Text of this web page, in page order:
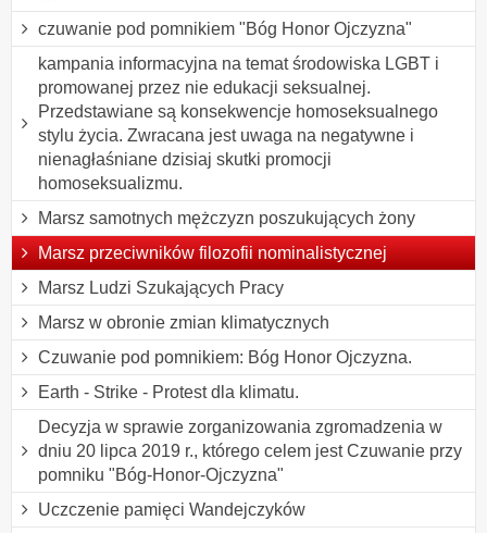
czuwanie pod pomnikiem "Bóg Honor Ojczyzna"
kampania informacyjna na temat środowiska LGBT i
promowanej przez nie edukacji seksualnej.
Przedstawiane są konsekwencje homoseksualnego
stylu życia. Zwracana jest uwaga na negatywne i
nienagłaśniane dzisiaj skutki promocji
homoseksualizmu.
Marsz samotnych mężczyzn poszukujących żony
Marsz przeciwników filozofii nominalistycznej
Marsz Ludzi Szukających Pracy
Marsz w obronie zmian klimatycznych
Czuwanie pod pomnikiem: Bóg Honor Ojczyzna.
Earth - Strike - Protest dla klimatu.
Decyzja w sprawie zorganizowania zgromadzenia w
dniu 20 lipca 2019 r., którego celem jest Czuwanie przy
pomniku "Bóg-Honor-Ojczyzna"
Uczczenie pamięci Wandejczyków